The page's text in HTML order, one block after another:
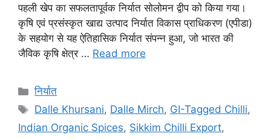
पहली खेप का सफलतापूर्वक निर्यात सोलोमन द्वीप को किया गया।
कृषि एवं प्रसंस्कृत खाद्य उत्पाद निर्यात विकास प्राधिकरण (एपीडा)
के सहयोग से यह ऐतिहासिक निर्यात संपन्न हुआ, जो भारत की
जैविक कृषि क्षेत्र … Read more
निर्यात
Dalle Khursani, Dalle Mirch, GI-Tagged Chilli,
Indian Organic Spices, Sikkim Chilli Export,